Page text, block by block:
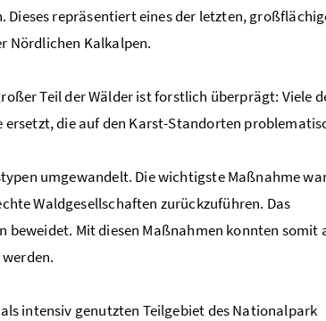
Dieses repräsentiert eines der letzten,
Nördlichen Kalkalpen.
Teil der Wälder ist forstlich überprägt: Viele
die auf den Karst-Standorten
umgewandelt. Die wichtigste Maßnahme
Waldgesellschaften zurückzuführen. Das
Mit diesen Maßnahmen konnten somit
intensiv genutzten Teilgebiet des Nationalpark